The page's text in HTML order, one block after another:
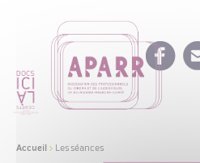
Accueil > Les séances